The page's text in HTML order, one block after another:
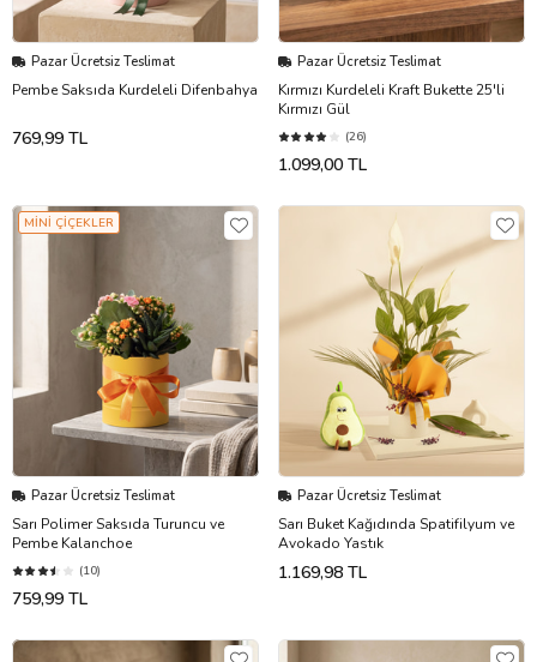
Pazar Ücretsiz Teslimat
Pembe Saksıda Kurdeleli Difenbahya
769,99 TL
Pazar Ücretsiz Teslimat
Kırmızı Kurdeleli Kraft Bukette 25'li
Kırmızı Gül
(26)
1.099,00 TL
MİNİ ÇİÇEKLER
Pazar Ücretsiz Teslimat
Sarı Polimer Saksıda Turuncu ve
Pembe Kalanchoe
(10)
759,99 TL
Pazar Ücretsiz Teslimat
Sarı Buket Kağıdında Spatifilyum ve
Avokado Yastık
1.169,98 TL